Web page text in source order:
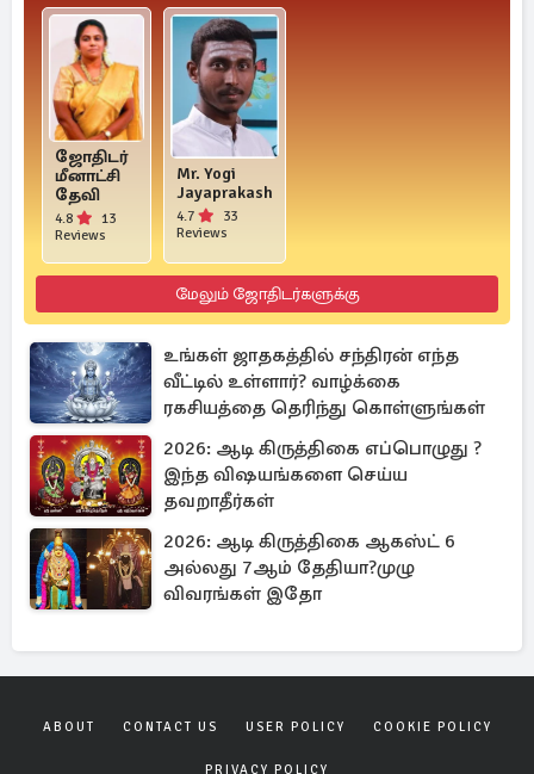
ஜோதிடர்
மீனாட்சி
தேவி
4.8
13
Reviews
Mr. Yogi
Jayaprakash
4.7
33
Reviews
மேலும் ஜோதிடர்களுக்கு
உங்கள் ஜாதகத்தில் சந்திரன் எந்த
வீட்டில் உள்ளார்? வாழ்க்கை
ரகசியத்தை தெரிந்து கொள்ளுங்கள்
2026: ஆடி கிருத்திகை எப்பொழுது ?
இந்த விஷயங்களை செய்ய
தவறாதீர்கள்
2026: ஆடி கிருத்திகை ஆகஸ்ட் 6
அல்லது 7ஆம் தேதியா?முழு
விவரங்கள் இதோ
ABOUT CONTACT US USER POLICY COOKIE POLICY
PRIVACY POLICY